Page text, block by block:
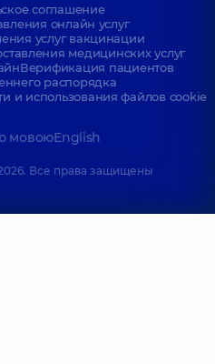
соглашение
онлайн услуг
услуг вакцинации
медицинских услуг
Верификация пациентов
распорядка
и использования файлов cookie
мовоюEnglish
Все права защищены